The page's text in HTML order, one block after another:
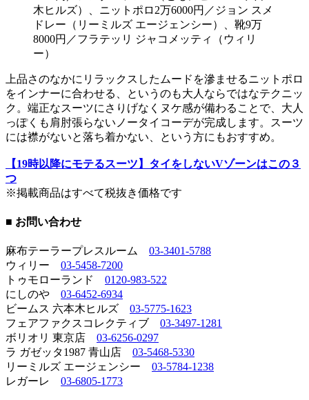
木ヒルズ）、ニットポロ2万6000円／ジョン スメ
ドレー（リーミルズ エージェンシー）、靴9万
8000円／フラテッリ ジャコメッティ（ウィリ
ー）
上品さのなかにリラックスしたムードを滲ませるニットポロ
をインナーに合わせる、というのも大人ならではなテクニッ
ク。端正なスーツにさりげなくヌケ感が備わることで、大人
っぽくも肩肘張らないノータイコーデが完成します。スーツ
には襟がないと落ち着かない、という方にもおすすめ。
【19時以降にモテるスーツ】タイをしないVゾーンはこの３
つ
※掲載商品はすべて税抜き価格です
■ お問い合わせ
麻布テーラープレスルーム 03-3401-5788
ウィリー 03-5458-7200
トゥモローランド 0120-983-522
にしのや 03-6452-6934
ビームス 六本木ヒルズ 03-5775-1623
フェアファクスコレクティブ 03-3497-1281
ボリオリ 東京店 03-6256-0297
ラ ガゼッタ1987 青山店 03-5468-5330
リーミルズ エージェンシー 03-5784-1238
レガーレ 03-6805-1773